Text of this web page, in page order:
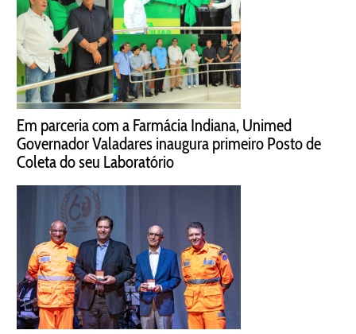
Em parceria com a Farmácia Indiana, Unimed
Governador Valadares inaugura primeiro Posto de
Coleta do seu Laboratório